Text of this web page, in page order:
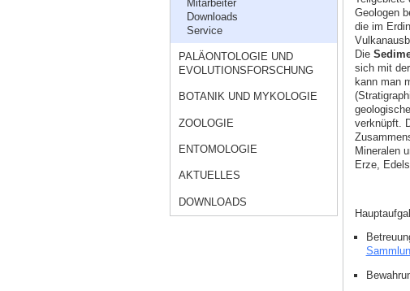
Mitarbeiter
Downloads
Service
PALÄONTOLOGIE UND
EVOLUTIONSFORSCHUNG
BOTANIK UND MYKOLOGIE
ZOOLOGIE
ENTOMOLOGIE
AKTUELLES
DOWNLOADS
Geologen
die im
Die
sich mit
kann man
verknüpft.
Mineralen
Erze,